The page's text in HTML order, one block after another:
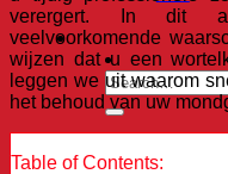
verergert. In dit
veelvoorkomende
wijzen dat u een
leggen we uit waarom
het behoud van uw
Table of Contents: